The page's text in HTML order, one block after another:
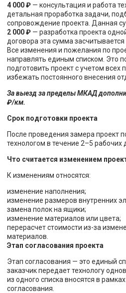
4 000 ₽ — консультация и работа
детальная проработка задачи,
сопровождение проекта. Данная
2 000 ₽ — разработка проекта
договора эта сумма засчитывается
Все изменения и пожелания по
направлять единым списком. Это
подготовить проект с учетом
избежать постоянного внесения
За выезд за пределы МКАД
₽/км.
Срок подготовки проекта
После проведения замера проект
технологом в течение 2–5 рабочих
Что считается изменением
К изменениям относятся:
изменение наполнения;
изменение размеров внутренних
замена полок на ящики;
изменение материалов или цвета;
перерасчет стоимости из-за
материалов.
Этап согласования проекта
Этап согласования — это единый
заказчик передает технологу
из одного списка вносятся в
согласования.